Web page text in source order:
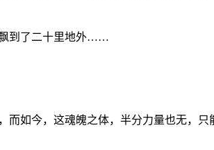
飘到了二十里地外……
如今，这魂魄之体，半分力量也无，